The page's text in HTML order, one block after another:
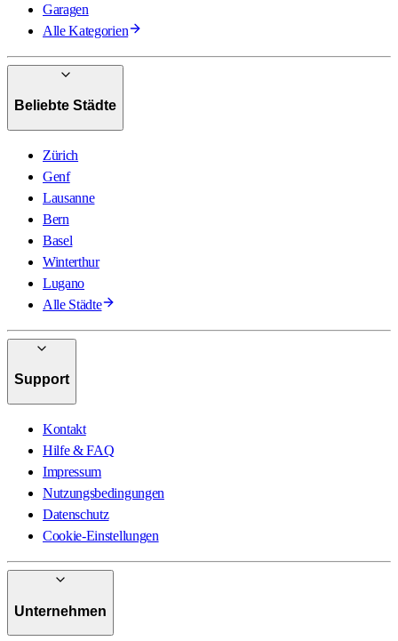
Garagen
Alle Kategorien
Beliebte Städte
Zürich
Genf
Lausanne
Bern
Basel
Winterthur
Lugano
Alle Städte
Support
Kontakt
Hilfe & FAQ
Impressum
Nutzungsbedingungen
Datenschutz
Cookie-Einstellungen
Unternehmen